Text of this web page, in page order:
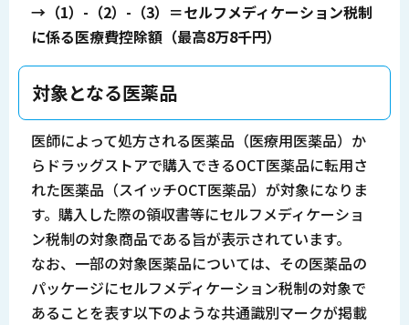
→（1）-（2）-（3）＝セルフメディケーション税制
に係る医療費控除額（最高8万8千円）
対象となる医薬品
医師によって処方される医薬品（医療用医薬品）か
らドラッグストアで購入できるOCT医薬品に転用さ
れた医薬品（スイッチOCT医薬品）が対象になりま
す。購入した際の領収書等にセルフメディケーショ
ン税制の対象商品である旨が表示されています。
なお、一部の対象医薬品については、その医薬品の
パッケージにセルフメディケーション税制の対象で
あることを表す以下のような共通識別マークが掲載